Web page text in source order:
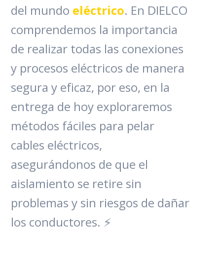
del mundo eléctrico. En DIELCO
comprendemos la importancia
de realizar todas las conexiones
y procesos eléctricos de manera
segura y eficaz, por eso, en la
entrega de hoy exploraremos
métodos fáciles para pelar
cables eléctricos,
asegurándonos de que el
aislamiento se retire sin
problemas y sin riesgos de dañar
los conductores. ⚡